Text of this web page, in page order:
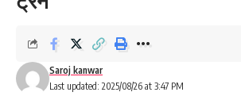
Last updated: 2025/08/26 at 3:47 PM
Saroj kanwar